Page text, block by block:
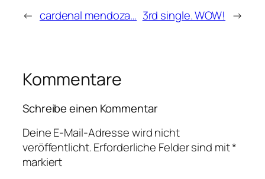
← cardenal mendoza… 3rd single. WOW! →
Kommentare
Schreibe einen Kommentar
Deine E-Mail-Adresse wird nicht
veröffentlicht.Erforderliche Felder sind mit*
markiert